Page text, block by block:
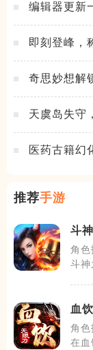
编辑器更新
即刻登峰，
奇思妙想解
天虞岛失守
医药古籍幻
推荐手游
斗
角色
斗神
血
角色
在血